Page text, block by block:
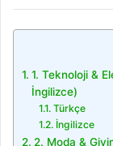
1. Teknoloji &
İngilizce)
Türkçe
İngilizce
2. Moda &